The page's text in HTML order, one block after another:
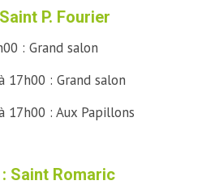
P. Fourier
: Grand salon
17h00 : Grand salon
17h00 : Aux Papillons
Saint Romaric